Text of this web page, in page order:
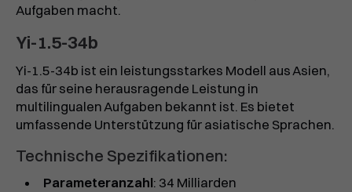
Aufgaben macht.
Yi-1.5-34b
Yi-1.5-34b ist ein leistungsstarkes Modell aus Asien,
das für seine herausragende Leistung in
multilingualen Aufgaben bekannt ist. Es bietet
umfassende Unterstützung für asiatische Sprachen.
Technische Spezifikationen:
Parameteranzahl: 34 Milliarden